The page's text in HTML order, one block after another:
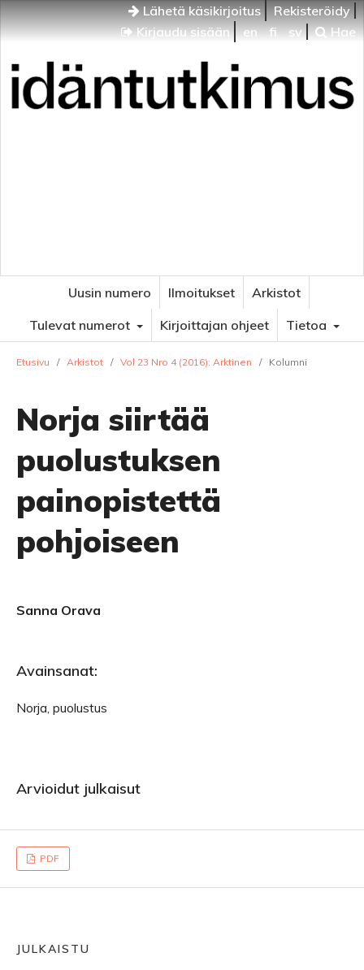
Lähetä käsikirjoitus
Rekisteröidy
Kirjaudu sisään
en fi sv Hae
Uusin numero Ilmoitukset
Arkistot
Tulevat numerot
Kirjoittajan ohjeet Tietoa
Etusivu / Arkistot / Vol 23 Nro 4 (2016): Arktinen / Kolumni
Norja siirtää
puolustuksen
painopistettä
pohjoiseen
Sanna Orava
Avainsanat:
Norja, puolustus
Arvioidut julkaisut
PDF
JULKAISTU